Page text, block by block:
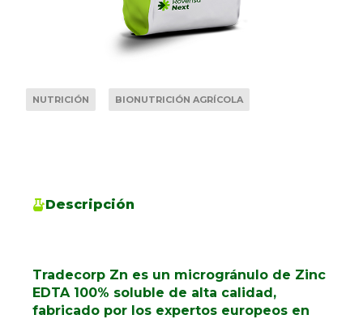
NUTRICIÓN BIONUTRICIÓN AGRÍCOLA
Descripción
Tradecorp Zn es un microgránulo de Zinc
EDTA 100% soluble de alta calidad,
fabricado por los expertos europeos en